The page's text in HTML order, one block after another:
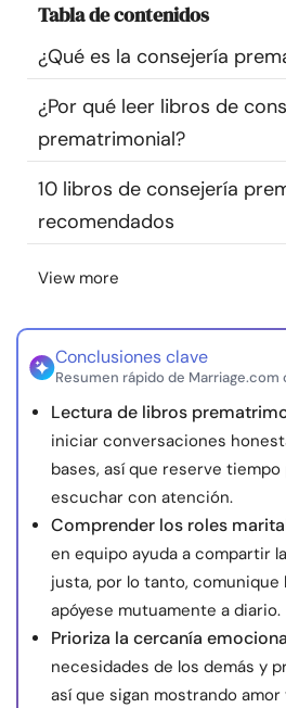
Encuentra un terapeuta
Idioma
nosotros
Tabla de contenidos
¿Qué es la consejería
¿Por qué leer libros de
prematrimonial?
10 libros de consejería
recomendados
View more
Conclusiones clave
Resumen rápido de Marriage.com
Lectura de libros
iniciar conversaciones
bases, así que reserve tiempo
escuchar con atención.
Comprender los roles
en equipo ayuda a compartir
justa, por lo tanto, comunique
apóyese mutuamente a diario.
Prioriza la cercanía
necesidades de los demás y
así que sigan mostrando